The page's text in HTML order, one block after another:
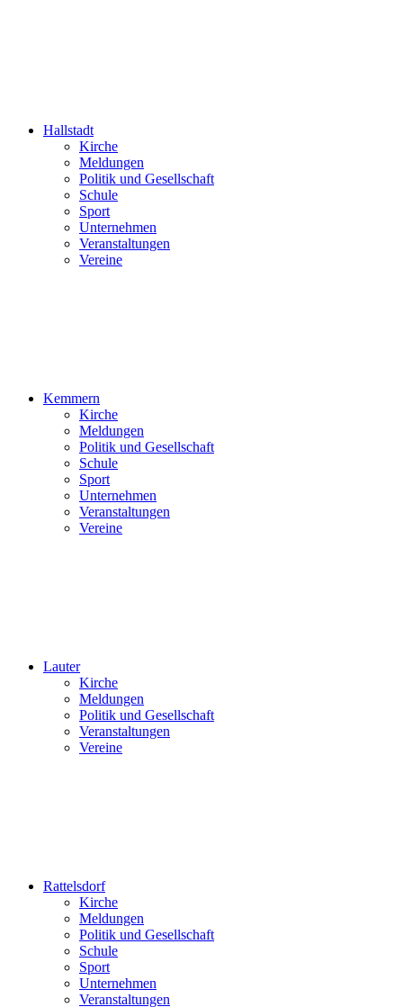
Hallstadt
Kirche
Meldungen
Politik und Gesellschaft
Schule
Sport
Unternehmen
Veranstaltungen
Vereine
Kemmern
Kirche
Meldungen
Politik und Gesellschaft
Schule
Sport
Unternehmen
Veranstaltungen
Vereine
Lauter
Kirche
Meldungen
Politik und Gesellschaft
Veranstaltungen
Vereine
Rattelsdorf
Kirche
Meldungen
Politik und Gesellschaft
Schule
Sport
Unternehmen
Veranstaltungen